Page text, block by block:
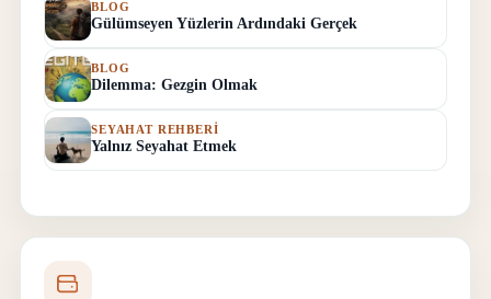
BLOG
Gülümseyen Yüzlerin Ardındaki Gerçek
BLOG
Dilemma: Gezgin Olmak
SEYAHAT REHBERI
Yalnız Seyahat Etmek